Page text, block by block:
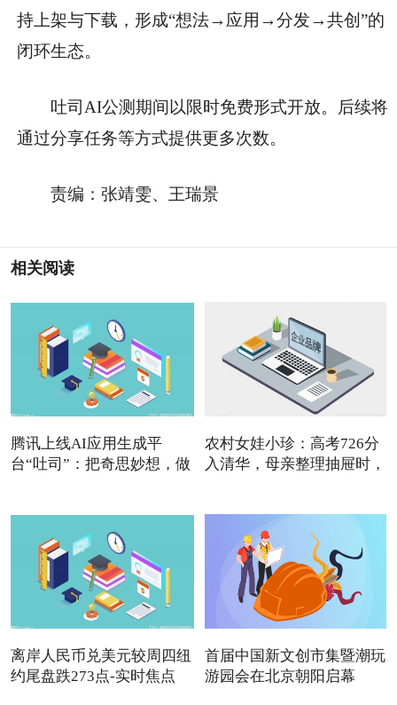
持上架与下载，形成“想法→应用→分发→共创”的
闭环生态。
吐司AI公测期间以限时免费形式开放。后续将
通过分享任务等方式提供更多次数。
责编：张靖雯、王瑞景
相关阅读
腾讯上线AI应用生成平
台“吐司”：把奇思妙想，做
农村女娃小珍：高考726分
入清华，母亲整理抽屉时，
离岸人民币兑美元较周四纽
约尾盘跌273点-实时焦点
首届中国新文创市集暨潮玩
游园会在北京朝阳启幕